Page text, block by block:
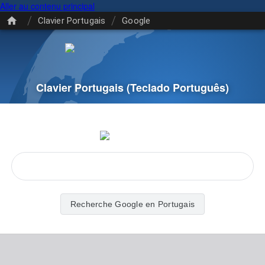
Aller au contenu principal
/ Clavier Portugais / Google
Clavier Portugais(Teclado Português)
Recherche Google en Portugais